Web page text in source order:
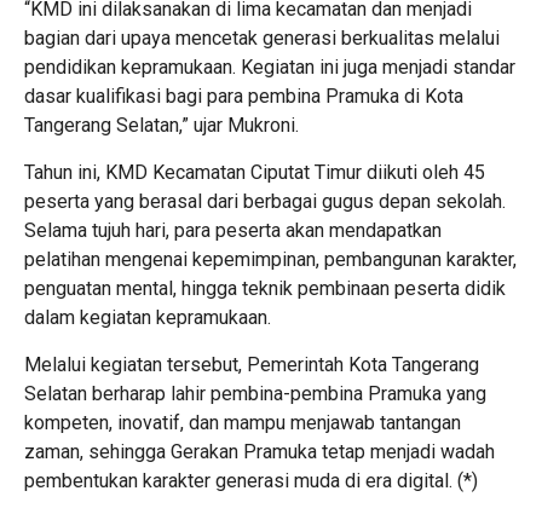
“KMD ini dilaksanakan di lima kecamatan dan menjadi
bagian dari upaya mencetak generasi berkualitas melalui
pendidikan kepramukaan. Kegiatan ini juga menjadi standar
dasar kualifikasi bagi para pembina Pramuka di Kota
Tangerang Selatan,” ujar Mukroni.
Tahun ini, KMD Kecamatan Ciputat Timur diikuti oleh 45
peserta yang berasal dari berbagai gugus depan sekolah.
Selama tujuh hari, para peserta akan mendapatkan
pelatihan mengenai kepemimpinan, pembangunan karakter,
penguatan mental, hingga teknik pembinaan peserta didik
dalam kegiatan kepramukaan.
Melalui kegiatan tersebut, Pemerintah Kota Tangerang
Selatan berharap lahir pembina-pembina Pramuka yang
kompeten, inovatif, dan mampu menjawab tantangan
zaman, sehingga Gerakan Pramuka tetap menjadi wadah
pembentukan karakter generasi muda di era digital. (*)